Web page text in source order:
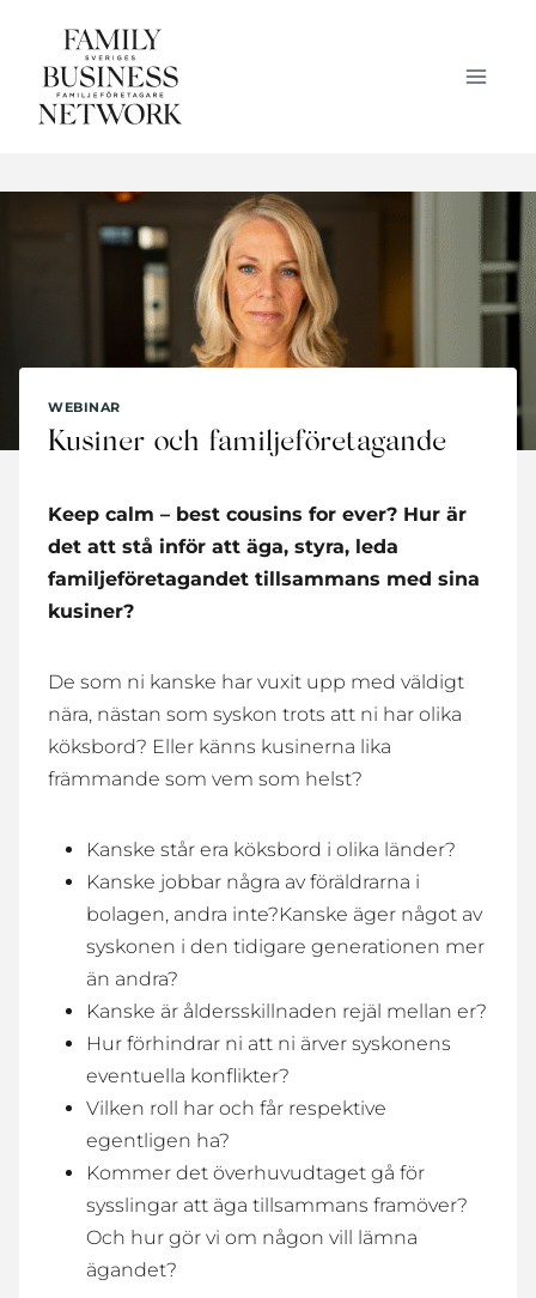
content
WEBINAR
Kusiner och familjeföretagande
Keep calm – best cousins for ever? Hur är
det att stå inför att äga, styra, leda
familjeföretagandet tillsammans med sina
kusiner?
De som ni kanske har vuxit upp med väldigt
nära, nästan som syskon trots att ni har olika
köksbord? Eller känns kusinerna lika
främmande som vem som helst?
Kanske står era köksbord i olika länder?
Kanske jobbar några av föräldrarna i
bolagen, andra inte?Kanske äger något av
syskonen i den tidigare generationen mer
än andra?
Kanske är åldersskillnaden rejäl mellan er?
Hur förhindrar ni att ni ärver syskonens
eventuella konflikter?
Vilken roll har och får respektive
egentligen ha?
Kommer det överhuvudtaget gå för
sysslingar att äga tillsammans framöver?
Och hur gör vi om någon vill lämna
ägandet?